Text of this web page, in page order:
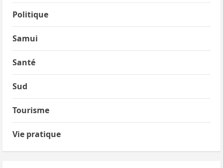
Politique
Samui
Santé
Sud
Tourisme
Vie pratique